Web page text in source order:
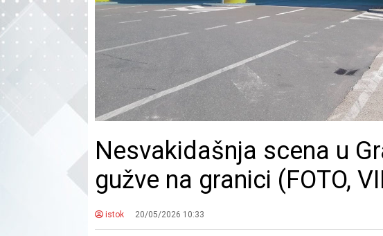
Nesvakidašnja scena u
gužve na granici (FOTO,
istok 20/05/2026 10:33